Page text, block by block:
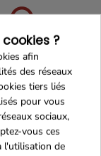
Sécurisé
24h/48h
?
afin
des réseaux
tiers liés
pour vous
sociaux,
vous ces
l'utilisation de